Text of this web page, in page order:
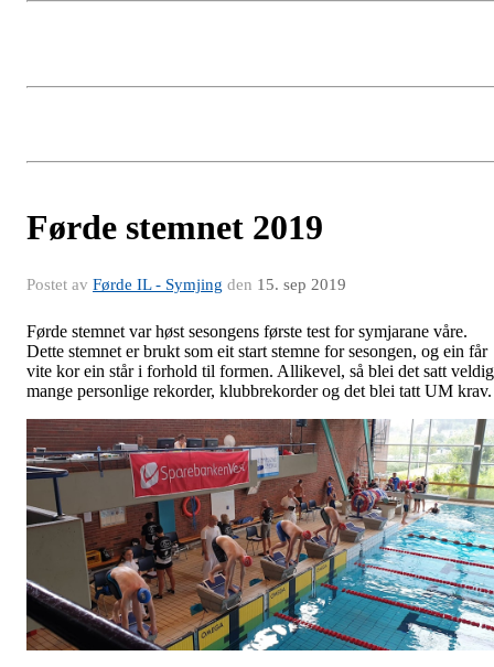
Førde stemnet 2019
Postet av Førde IL - Symjing den 15. sep 2019
Førde stemnet var høst sesongens første test for symjarane våre.
Dette stemnet er brukt som eit start stemne for sesongen, og ein får
vite kor ein står i forhold til formen. Allikevel, så blei det satt veldig
mange personlige rekorder, klubbrekorder og det blei tatt UM krav.